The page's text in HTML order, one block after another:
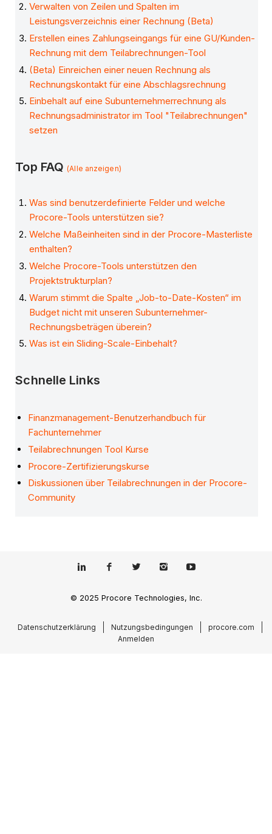
Verwalten von Zeilen und Spalten im
Leistungsverzeichnis einer Rechnung (Beta)
Erstellen eines Zahlungseingangs für eine GU/Kunden-
Rechnung mit dem Teilabrechnungen-Tool
(Beta) Einreichen einer neuen Rechnung als
Rechnungskontakt für eine Abschlagsrechnung
Einbehalt auf eine Subunternehmerrechnung als
Rechnungsadministrator im Tool "Teilabrechnungen"
setzen
Top FAQ(Alle anzeigen)
Was sind benutzerdefinierte Felder und welche
Procore-Tools unterstützen sie?
Welche Maßeinheiten sind in der Procore-Masterliste
enthalten?
Welche Procore-Tools unterstützen den
Projektstrukturplan?
Warum stimmt die Spalte „Job-to-Date-Kosten“ im
Budget nicht mit unseren Subunternehmer-
Rechnungsbeträgen überein?
Was ist ein Sliding-Scale-Einbehalt?
Schnelle Links
Finanzmanagement-Benutzerhandbuch für
Fachunternehmer
Teilabrechnungen Tool Kurse
Procore-Zertifizierungskurse
Diskussionen über Teilabrechnungen in der Procore-
Community
© 2025 Procore Technologies, Inc.
Datenschutzerklärung Nutzungsbedingungen
procore.com
Anmelden